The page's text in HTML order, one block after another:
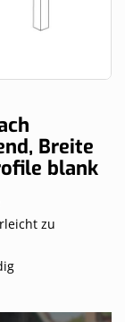
Breite
blank
zu